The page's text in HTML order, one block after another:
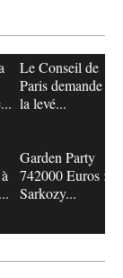
Le Conseil de
Paris demande
la levé...
Garden Party
742000 Euros :
Sarkozy...